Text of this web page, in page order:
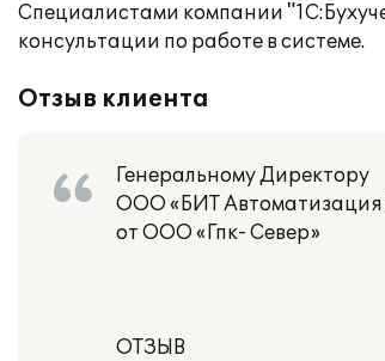
Специалистами компании
консультации по работе в системе.
Отзыв клиента
Генеральному Директору
ООО «БИТ Автоматизация
от ООО «Гпк- Север»
ОТЗЫВ